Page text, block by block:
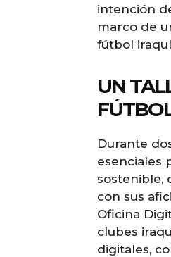
intención
marco de
fútbol
UN
Durante
esenciales
sostenible,
con sus
Oficina
clubes
digitales,